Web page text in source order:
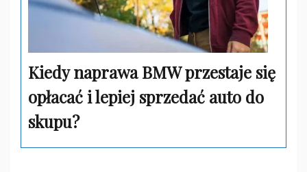
Kiedy naprawa BMW przestaje się
opłacać i lepiej sprzedać auto do
skupu?